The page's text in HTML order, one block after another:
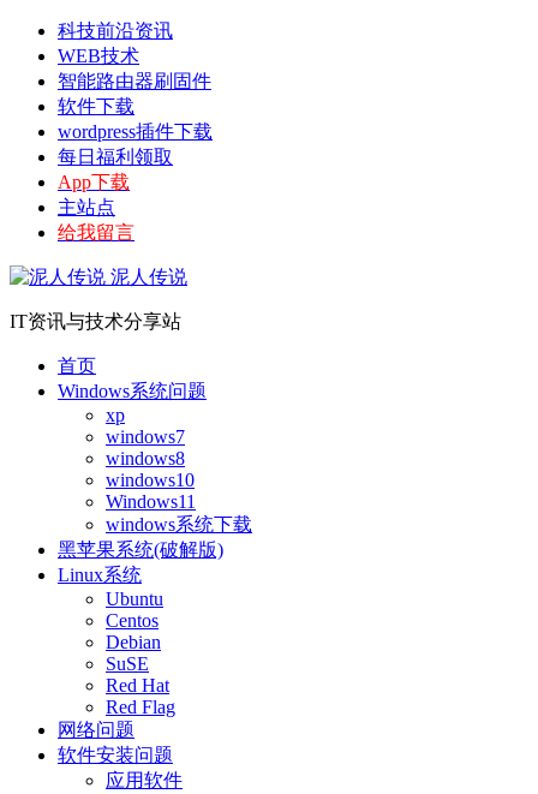
科技前沿资讯
WEB技术
智能路由器刷固件
软件下载
wordpress插件下载
每日福利领取
App下载
主站点
给我留言
泥人传说
IT资讯与技术分享站
首页
Windows系统问题
xp
windows7
windows8
windows10
Windows11
windows系统下载
黑苹果系统(破解版)
Linux系统
Ubuntu
Centos
Debian
SuSE
Red Hat
Red Flag
网络问题
软件安装问题
应用软件